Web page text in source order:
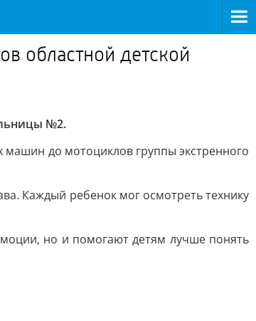
областной детской
№2.
до мотоциклов группы экстренного
Каждый ребенок мог осмотреть технику
но и помогают детям лучше понять